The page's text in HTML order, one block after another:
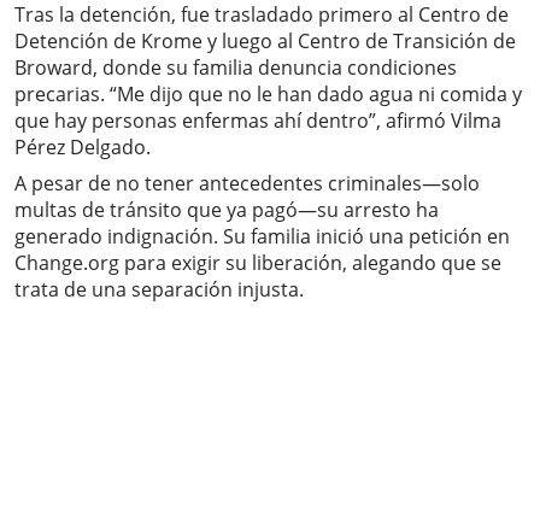
Tras la detención, fue trasladado primero al Centro de
Detención de Krome y luego al Centro de Transición de
Broward, donde su familia denuncia condiciones
precarias. “Me dijo que no le han dado agua ni comida y
que hay personas enfermas ahí dentro”, afirmó Vilma
Pérez Delgado.
A pesar de no tener antecedentes criminales—solo
multas de tránsito que ya pagó—su arresto ha
generado indignación. Su familia inició una petición en
Change.org para exigir su liberación, alegando que se
trata de una separación injusta.